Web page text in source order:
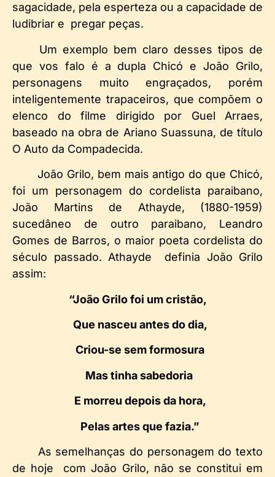
sagacidade, pela esperteza ou a capacidade de
ludibriar e pregar peças.
Um exemplo bem claro desses tipos de
que vos falo é a dupla Chicó e João Grilo,
personagens muito engraçados, porém
inteligentemente trapaceiros, que compõem o
elenco do filme dirigido por Guel Arraes,
baseado na obra de Ariano Suassuna, de título
O Auto da Compadecida.
João Grilo, bem mais antigo do que Chicó,
foi um personagem do cordelista paraibano,
João Martins de Athayde, (1880-1959)
sucedâneo de outro paraibano, Leandro
Gomes de Barros, o maior poeta cordelista do
século passado. Athayde definia João Grilo
assim:
“João Grilo foi um cristão,
Que nasceu antes do dia,
Criou-se sem formosura
Mas tinha sabedoria
E morreu depois da hora,
Pelas artes que fazia.”
As semelhanças do personagem do texto
de hoje com João Grilo, não se constitui em